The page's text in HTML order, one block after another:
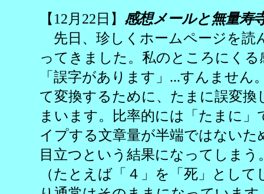
【12月22日】 感想メールと無量寿
先日、珍しくホームページを読
ってきました。私のところにくる
「誤字があります」...すんません
て変換するために、たまに誤変
まいます。比率的には「たまに
イプする文章量が半端ではない
目立つという結果になってしま
（たとえば「４」を「死」とし